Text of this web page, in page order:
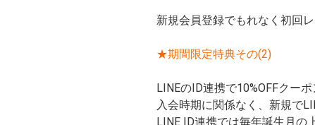
新規会員登録でもれなく初回
★期間限定特典その(2)
LINEのID連携で10%OFFクー
入会時期に関係なく、新規で
LINE ID連携では毎年誕生月の